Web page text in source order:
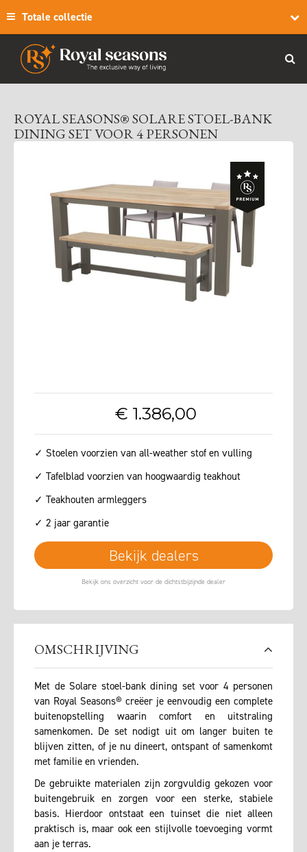
Totale collectie
ROYAL SEASONS® SOLARE STOEL-BANK
DINING SET VOOR 4 PERSONEN
€ 1.386,00
✓ Stoelen voorzien van all-weather stof en vulling
✓ Tafelblad voorzien van hoogwaardig teakhout
✓ Teakhouten armleggers
✓ 2 jaar garantie
Bekijk dealers
OMSCHRIJVING
Met de Solare stoel-bank dining set voor 4 personen
van Royal Seasons® creëer je eenvoudig een complete
buitenopstelling waarin comfort en uitstraling
samenkomen. De set nodigt uit om langer buiten te
blijven zitten, of je nu dineert, ontspant of samenkomt
met familie en vrienden.
De gebruikte materialen zijn zorgvuldig gekozen voor
buitengebruik en zorgen voor een sterke, stabiele
basis. Hierdoor ontstaat een tuinset die niet alleen
praktisch is, maar ook een stijlvolle toevoeging vormt
aan je terras.